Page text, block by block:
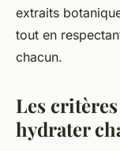
extraits
tout en
chacun.
Les
hydrater